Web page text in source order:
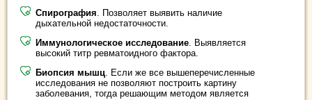
Спирография. Позволяет выявить наличие
дыхательной недостаточности.
Иммунологическое исследование. Выявляется
высокий титр ревматоидного фактора.
Биопсия мышц. Если же все вышеперечисленные
исследования не позволяют построить картину
заболевания, тогда решающим методом является